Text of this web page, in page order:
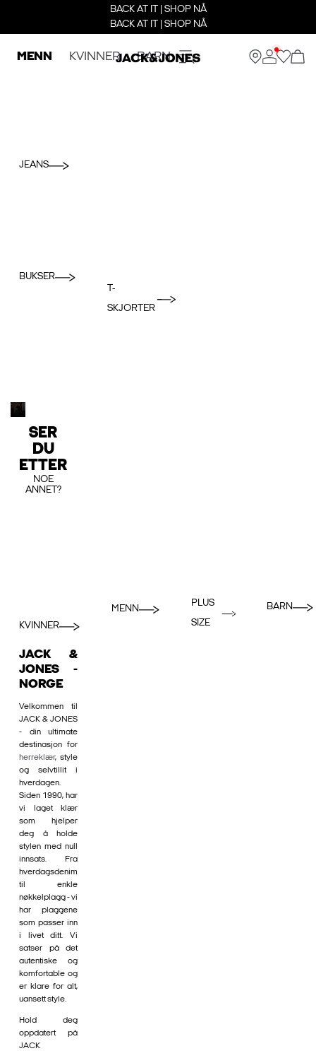
BACK AT IT | SHOP NÅ
BACK AT IT | SHOP NÅ
MENN KVINNER BARN
JEANS
BUKSER
T-
SKJORTER
SER
DU
ETTER
NOE
ANNET?
KVINNER
MENN
PLUS
SIZE
BARN
JACK &
JONES -
NORGE
Velkommen til
JACK & JONES
- din ultimate
destinasjon for
herreklær, style
og selvtillit i
hverdagen.
Siden 1990, har
vi laget klær
som hjelper
deg å holde
stylen med null
innsats. Fra
hverdagsdenim
til enkle
nøkkelplagg - vi
har plaggene
som passer inn
i livet ditt. Vi
satser på det
autentiske og
komfortable og
er klare for alt,
uansett style.
Hold deg
oppdatert på
JACK